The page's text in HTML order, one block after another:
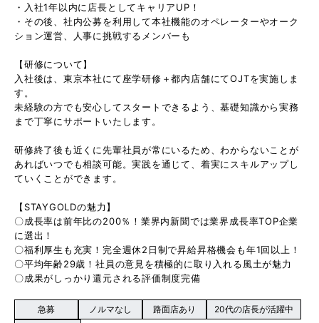
・入社1年以内に店長としてキャリアUP！
・その後、社内公募を利用して本社機能のオペレーターやオーク
ション運営、人事に挑戦するメンバーも
【研修について】
入社後は、東京本社にて座学研修＋都内店舗にてOJTを実施しま
す。
未経験の方でも安心してスタートできるよう、基礎知識から実務
まで丁寧にサポートいたします。
研修終了後も近くに先輩社員が常にいるため、わからないことが
あればいつでも相談可能。実践を通じて、着実にスキルアップし
ていくことができます。
【STAYGOLDの魅力】
〇成長率は前年比の200％！業界内新聞では業界成長率TOP企業
に選出！
〇福利厚生も充実！完全週休2日制で昇給昇格機会も年1回以上！
〇平均年齢29歳！社員の意見を積極的に取り入れる風土が魅力
〇成果がしっかり還元される評価制度完備
急募 ノルマなし 路面店あり
20代の店長が活躍中